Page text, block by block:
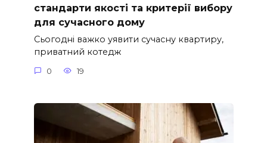
стандарти якості та критерії вибору
для сучасного дому
Сьогодні важко уявити сучасну квартиру,
приватний котедж
0 19